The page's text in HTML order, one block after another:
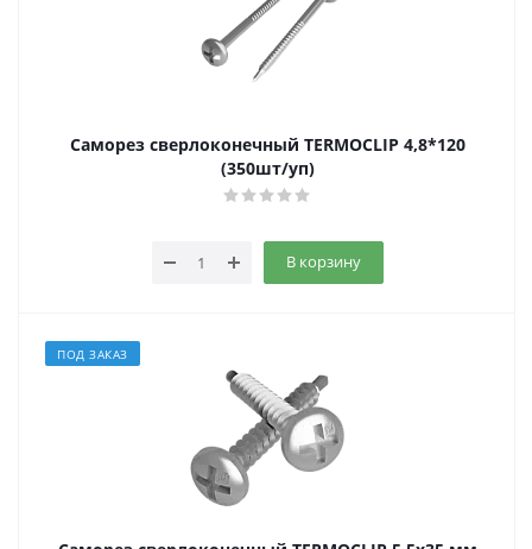
Саморез сверлоконечный TERMOCLIP 4,8*120
(350шт/уп)
В корзину
ПОД ЗАКАЗ